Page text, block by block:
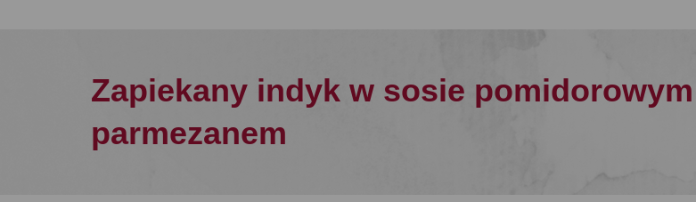
Zapiekany indyk w sosie
parmezanem